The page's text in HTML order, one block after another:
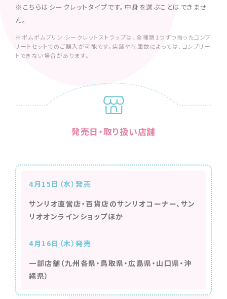
※こちらはシークレットタイプです。中身を選ぶことはできませ
ん。
※ポムポムプリン シークレットストラップは、全種類1つずつ揃ったコンプ
リートセットでのご購入が可能です。店舗や在庫数によっては、コンプリー
トできない場合があります。
発売日・取り扱い店舗
4月15日（水）発売
サンリオ直営店・百貨店のサンリオコーナー、サン
リオオンラインショップほか
4月16日（木）発売
一部店舗（九州各県・鳥取県・広島県・山口県・沖
縄県）